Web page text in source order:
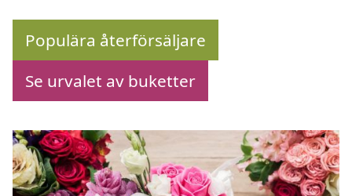
Populära återförsäljare
Se urvalet av buketter